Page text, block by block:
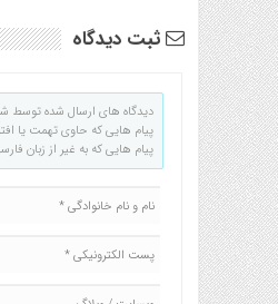
ثبت دیدگاه
دیدگاه های ارسال شده توسط
پیام هایی که حاوی تهمت یا
پیام هایی که به غیر از زبان